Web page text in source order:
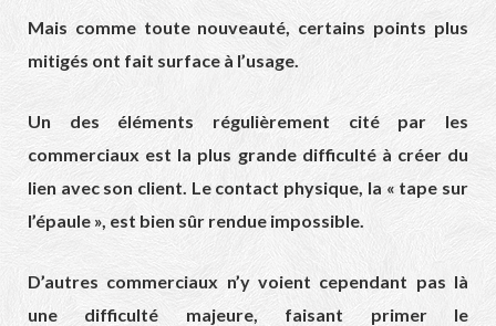
Mais comme toute nouveauté, certains points plus
mitigés ont fait surface à l’usage.
Un des éléments régulièrement cité par les
commerciaux est la plus grande difficulté à créer du
lien avec son client. Le contact physique, la « tape sur
l’épaule », est bien sûr rendue impossible.
D’autres commerciaux n’y voient cependant pas là
une difficulté majeure, faisant primer le